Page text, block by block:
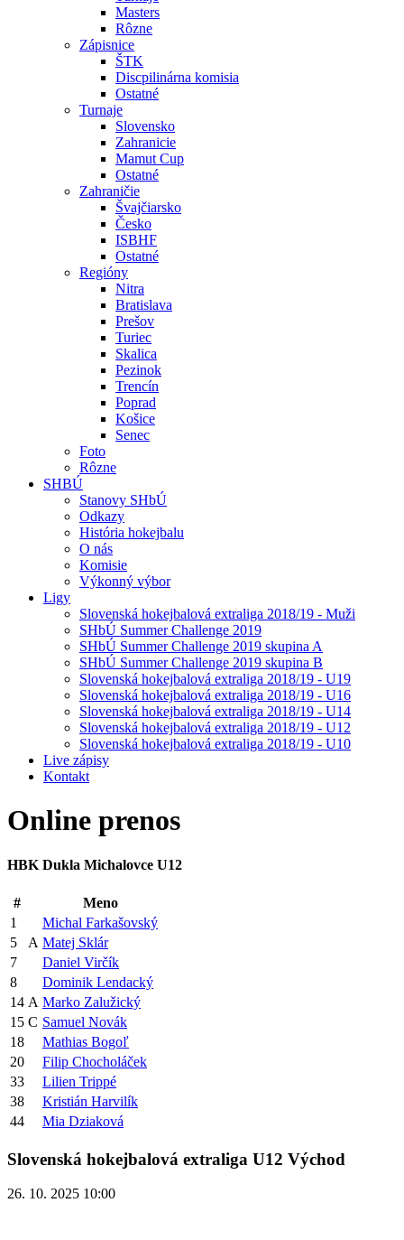
Masters
Rôzne
Zápisnice
ŠTK
Discpilinárna komisia
Ostatné
Turnaje
Slovensko
Zahranicie
Mamut Cup
Ostatné
Zahraničie
Švajčiarsko
Česko
ISBHF
Ostatné
Regióny
Nitra
Bratislava
Prešov
Turiec
Skalica
Pezinok
Trencín
Poprad
Košice
Senec
Foto
Rôzne
SHBÚ
Stanovy SHbÚ
Odkazy
História hokejbalu
O nás
Komisie
Výkonný výbor
Ligy
Slovenská hokejbalová extraliga 2018/19 - Muži
SHbÚ Summer Challenge 2019
SHbÚ Summer Challenge 2019 skupina A
SHbÚ Summer Challenge 2019 skupina B
Slovenská hokejbalová extraliga 2018/19 - U19
Slovenská hokejbalová extraliga 2018/19 - U16
Slovenská hokejbalová extraliga 2018/19 - U14
Slovenská hokejbalová extraliga 2018/19 - U12
Slovenská hokejbalová extraliga 2018/19 - U10
Live zápisy
Kontakt
Online prenos
HBK Dukla Michalovce U12
#
Meno
1
Michal Farkašovský
5
A Matej Sklár
7
Daniel Virčík
8
Dominik Lendacký
14 A Marko Zalužický
15 C Samuel Novák
18
Mathias Bogoľ
20
Filip Chocholáček
33
Lilien Trippé
38
Kristián Harvilík
44
Mia Dziaková
Slovenská hokejbalová extraliga U12 Východ
26. 10. 2025 10:00